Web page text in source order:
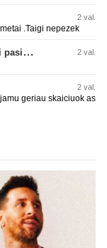
Jeigu jis iš tikro
Beja ir ManCity, ne
korešais iš
2 val.
.Taigi nepezek
Paaiškėjo, kas turėjo įtakos Rodri sprendimui pasirinkti Barselonos pusę 2 val.
2 val.
geriau skaiciuok as